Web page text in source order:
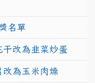
名單
改為韭菜炒蛋
為玉米肉燥